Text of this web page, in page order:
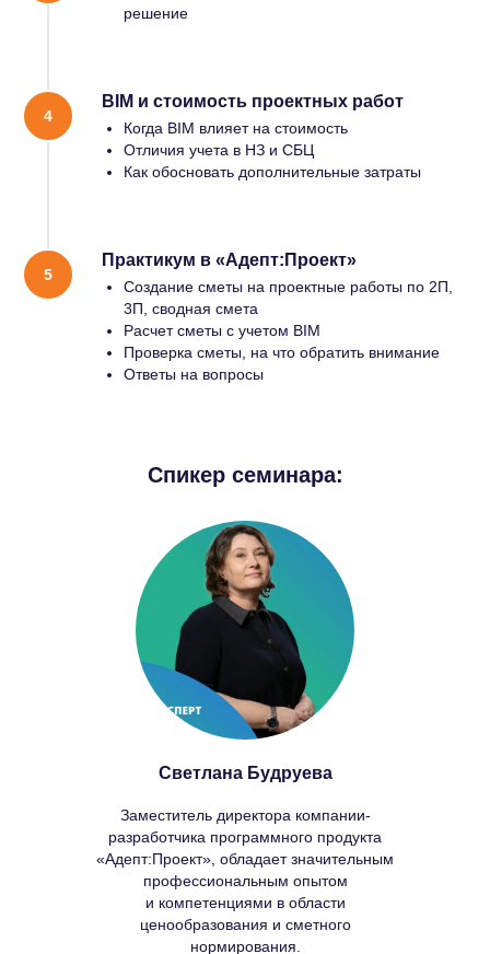
решение
BIM и стоимость проектных работ
Когда BIM влияет на стоимость
Отличия учета в НЗ и СБЦ
Как обосновать дополнительные затраты
Практикум в «Адепт:Проект»
Создание сметы на проектные работы по 2П,
3П, сводная смета
Расчет сметы с учетом BIM
Проверка сметы, на что обратить внимание
Ответы на вопросы
Спикер семинара:
Светлана Будруева
Заместитель директора компании-
разработчика программного продукта
«Адепт:Проект», обладает значительным
профессиональным опытом
и компетенциями в области
ценообразования и сметного
нормирования.
КАТАЛОГ
Сертификация, стандартизация
Нормы, правила, стандарты
Лаборатория. Инспекция.
Сертификация
Помощник метролога
Химическая промышленность
Строительство, проектирование
info@corpres.ru
Стройэксперт
SMART: Проектирование
Подрядные организации
Техэксперт Реестр требований:
Проектные организации
Типовая проектная документация
Дорожное строительство
Полный доступ
Контакты
О КОМПАНИИ
БЛОГ